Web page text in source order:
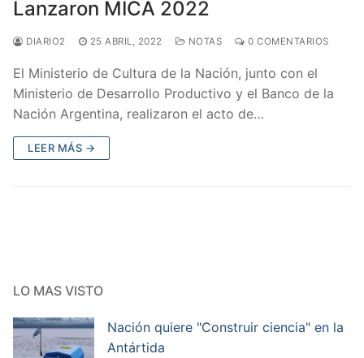
Lanzaron MICA 2022
DIARIO2 25 ABRIL, 2022 NOTAS 0 COMENTARIOS
El Ministerio de Cultura de la Nación, junto con el
Ministerio de Desarrollo Productivo y el Banco de la
Nación Argentina, realizaron el acto de…
LEER MÁS →
LO MAS VISTO
Nación quiere "Construir ciencia" en la
Antártida